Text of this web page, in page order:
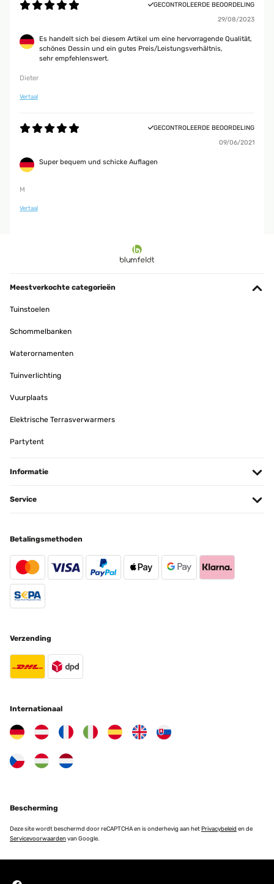
GECONTROLEERDE BEOORDELING
29/08/2023
Es handelt sich bei diesem Artikel um eine hervorragende Qualität,
schönes Dessin und ein gutes Preis/Leistungsverhältnis,
sehr empfehlenswert.
Dieter
Vertaal
GECONTROLEERDE BEOORDELING
09/06/2021
Super bequem und schicke Auflagen
M
Vertaal
Meestverkochte categorieën
Tuinstoelen
Schommelbanken
Waterornamenten
Tuinverlichting
Vuurplaats
Elektrische Terrasverwarmers
Partytent
Informatie
Service
Betalingsmethoden
Verzending
Internationaal
Bescherming
Deze site wordt beschermd door reCAPTCHA en is onderhevig aan hetPrivacybeleid en de
Servicevoorwaardenvan Google.